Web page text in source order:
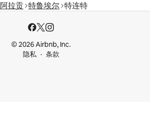
阿拉贡 特鲁埃尔 特连特
© 2026 Airbnb, Inc.
隐私
条款